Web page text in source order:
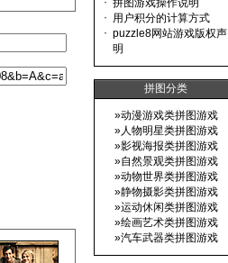
拼图游戏操作说明
· 用户积分的计算方式
· puzzle8网站游戏版权声
明
拼图分类
»动漫游戏类拼图游戏
»人物明星类拼图游戏
»影视海报类拼图游戏
»自然景观类拼图游戏
»动物世界类拼图游戏
»静物摄影类拼图游戏
»运动休闲类拼图游戏
»绘画艺术类拼图游戏
»汽车武器类拼图游戏